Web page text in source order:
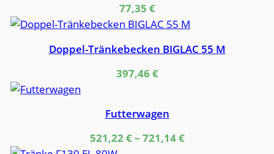
77,35 €
Doppel-Tränkebecken BIGLAC 55 M
397,46 €
Futterwagen
521,22€– 721,14€